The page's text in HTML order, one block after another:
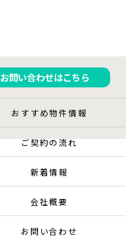
お問い合わせはこちら
おすすめ物件情報
ご契約の流れ
新着情報
会社概要
お問い合わせ